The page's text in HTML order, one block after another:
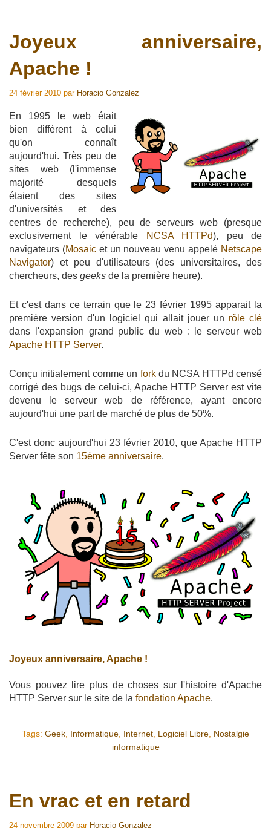
Joyeux anniversaire,
Apache !
24 février 2010 par Horacio Gonzalez
En 1995 le web était
bien différent à celui
qu'on connaît
aujourd'hui. Très peu de
sites web (l'immense
majorité desquels
étaient des sites
d'universités et des
centres de recherche), peu de serveurs web (presque
exclusivement le vénérable
NCSA HTTPd), peu de
navigateurs (Mosaicet un nouveau venu appelé Netscape
Navigator) et peu d'utilisateurs (des universitaires, des
chercheurs, des geeks de la première heure).
Et c'est dans ce terrain que le 23 février 1995 apparait la
première version d'un logiciel qui allait jouer un rôle clé
dans l'expansion grand public du web : le serveur web
Apache HTTP Server.
Conçu initialement comme un forkdu NCSA HTTPd censé
corrigé des bugs de celui-ci, Apache HTTP Server est vite
devenu le serveur web de référence, ayant encore
aujourd'hui une part de marché de plus de 50%.
C'est donc aujourd'hui 23 février 2010, que Apache HTTP
Server fête son 15ème anniversaire.
Joyeux anniversaire, Apache !
Vous pouvez lire plus de choses sur l'histoire d'Apache
HTTP Server sur le site de la fondation Apache.
Tags: Geek Informatique Internet Logiciel Libre Nostalgie
informatique
En vrac et en retard
24 novembre 2009 par Horacio Gonzalez